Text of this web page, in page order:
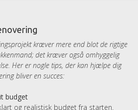
kræver mere end blot de rigtige
det kræver også omhyggelig
Her er nogle tips, der kan hjælpe dig
bliver en succes:
budget
og realistisk budget fra starten.